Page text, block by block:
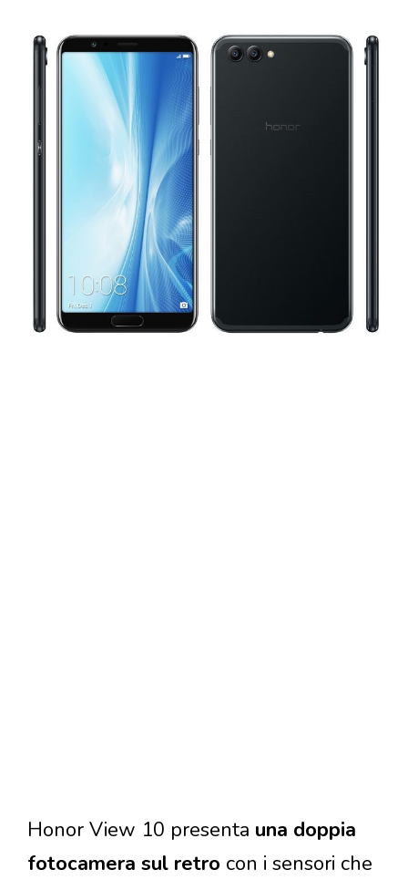
Honor View 10 presenta una doppia
fotocamera sul retro con i sensori che